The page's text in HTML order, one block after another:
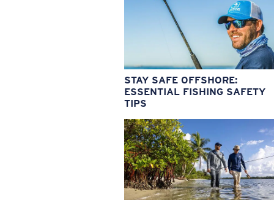
STAY SAFE OFFSHORE:
ESSENTIAL FISHING SAFETY
TIPS